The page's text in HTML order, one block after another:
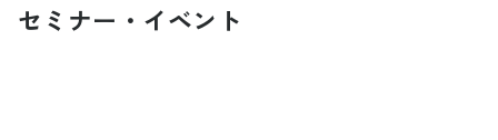
セミナー・イベント